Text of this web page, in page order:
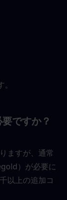
ですか？
ますが、通常
）が必要に
以上の追加コ